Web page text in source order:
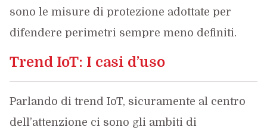
sono le misure di protezione adottate per
difendere perimetri sempre meno definiti.
Trend IoT: I casi d’uso
Parlando di trend IoT, sicuramente al centro
dell’attenzione ci sono gli ambiti di